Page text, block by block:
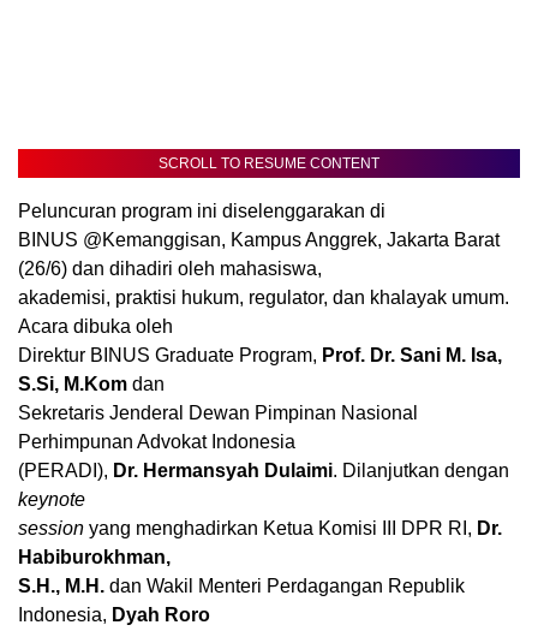
SCROLL TO RESUME CONTENT
Peluncuran program ini diselenggarakan di
BINUS @Kemanggisan, Kampus Anggrek, Jakarta Barat
(26/6) dan dihadiri oleh mahasiswa,
akademisi, praktisi hukum, regulator, dan khalayak umum.
Acara dibuka oleh
Direktur BINUS Graduate Program, Prof. Dr. Sani M. Isa,
S.Si, M.Kom dan
Sekretaris Jenderal Dewan Pimpinan Nasional
Perhimpunan Advokat Indonesia
(PERADI), Dr. Hermansyah Dulaimi. Dilanjutkan dengan
keynote
session yang menghadirkan Ketua Komisi III DPR RI, Dr.
Habiburokhman,
S.H., M.H. dan Wakil Menteri Perdagangan Republik
Indonesia, Dyah Roro